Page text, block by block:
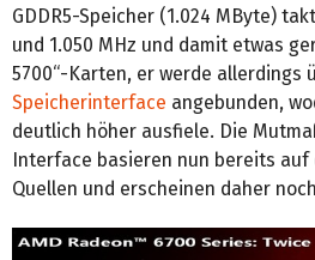
GDDR5-Speicher (1.024 MByte)
und 1.050 MHz und damit etwas
5700“-Karten, er werde allerdings
Speicherinterface angebunden,
deutlich höher ausfiele. Die
Interface basieren nun bereits auf
Quellen und erscheinen daher